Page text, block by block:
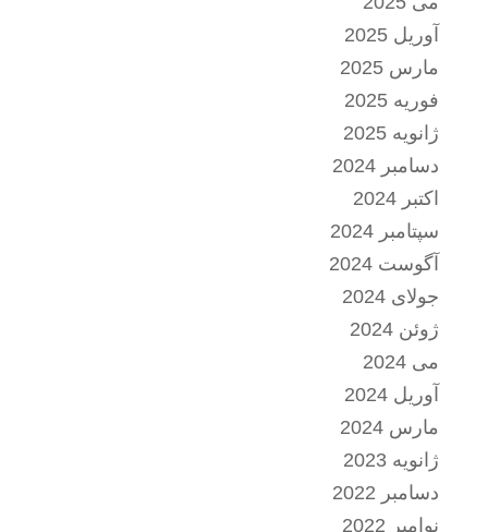
آوریل 2025
مارس 2025
فوریه 2025
ژانویه 2025
دسامبر 2024
اکتبر 2024
سپتامبر 2024
آگوست 2024
جولای 2024
ژوئن 2024
می 2024
آوریل 2024
مارس 2024
ژانویه 2023
دسامبر 2022
نوامبر 2022